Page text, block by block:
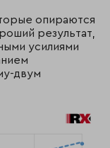
опираются
результат,
усилиями
двум